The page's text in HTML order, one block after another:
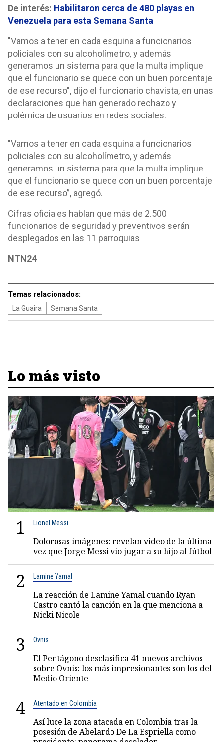
De interés: Habilitaron cerca de 480 playas en
Venezuela para esta Semana Santa
"Vamos a tener en cada esquina a funcionarios
policiales con su alcoholímetro​, y además
generamos un sistema para que la multa implique
que el funcionario se quede con un buen porcentaje
de ese recurso", dijo el funcionario chavista, en unas
declaraciones que han generado rechazo y
polémica de usuarios en redes sociales.
"Vamos a tener en cada esquina a funcionarios
policiales con su alcoholímetro​, y además
generamos un sistema para que la multa implique
que el funcionario se quede con un buen porcentaje
de ese recurso”, agregó.
Cifras oficiales hablan que más de 2.500
funcionarios de seguridad y preventivos serán
desplegados en las 11 parroquias
NTN24
Temas relacionados:
La Guaira Semana Santa
Lo más visto
1 Lionel Messi
Dolorosas imágenes: revelan video de la última
vez que Jorge Messi vio jugar a su hijo al fútbol
2 Lamine Yamal
La reacción de Lamine Yamal cuando Ryan
Castro cantó la canción en la que menciona a
Nicki Nicole
3 Ovnis
El Pentágono desclasifica 41 nuevos archivos
sobre Ovnis: los más impresionantes son los del
Medio Oriente
4 Atentado en Colombia
Así luce la zona atacada en Colombia tras la
posesión de Abelardo De La Espriella como